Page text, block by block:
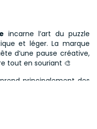
incarne l’art du puzzle
et léger. La marque
d’une pause créative,
tout en souriant 🎨
principalement des
être à la fois ludiques et
à offrir une expérience